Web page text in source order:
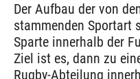
Der Aufbau der von
stammenden Sportart
Sparte innerhalb der
Ziel ist es, dann zu
Rugby-Abteilung